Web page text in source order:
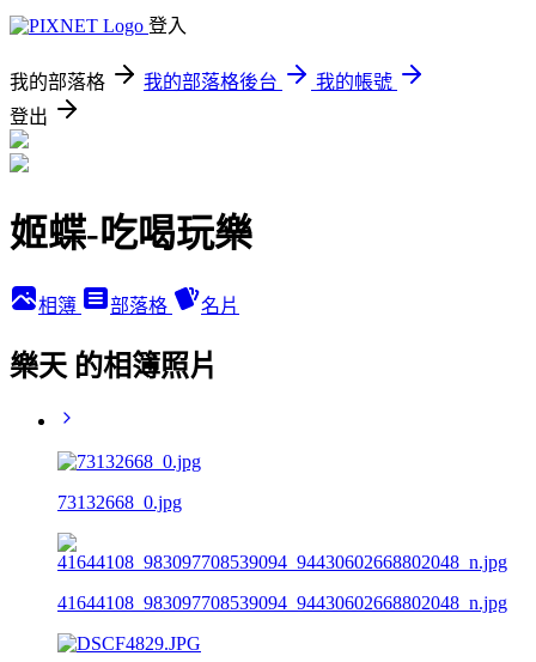
登入
我的部落格 我的部落格後台
我的帳號
登出
姬蝶-吃喝玩樂
相簿 部落格 名片
樂天 的相簿照片
73132668_0.jpg
41644108_983097708539094_94430602668802048_n.jpg